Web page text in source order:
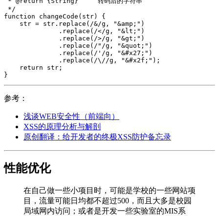
*/
function
changeCode ( str)
{
str = str . replace ( /&/g , "&amp; " )
. replace ( /</g , "&lt; " )
. replace ( />/g , "&gt; " )
. replace ( /"/g , "&quot; " )
. replace ( /'/g , "&#x27; " )
. replace ( /\/ /g , "&#x2f; " );
return
str ;
}
参考：
浅谈WEB安全性（前端向）
XSS的原理分析与解剖
原创翻译：给开发者的终极XSS防护备忘录
性能优化
在自己做一些小项目时，可能是学校的一些网站项
目，流量可能日均都不超过500，而且大多是校园
局域网内访问；或者是开发一些实验室的MIS系